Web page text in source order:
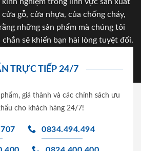
kinh nghiệm trong lĩnh vực sản xuất
gỗ, cửa nhựa, của chống cháy,
những sản phẩm mà chúng tôi
sẽ khiến bạn hài lòng tuyệt đối.
TRỰC TIẾP 24/7
giá thành và các chính sách ưu
cho khách hàng 24/7!
0834.494.494